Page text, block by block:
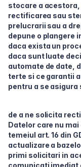
stocare a
rectificarea sau
prelucrarii sau a
depune o plangere
daca exista un
daca sunt luate
automate de date,
terte si ce garantii
pentru a se
de a ne solicita
Datelor care nu
temeiul art. 16 din
actualizare a
primi solicitari in
comunicati imediat